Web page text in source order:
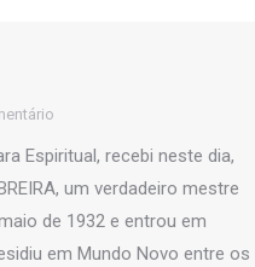
Espiritual, recebi neste dia,
um verdadeiro mestre
de 1932 e entrou em
em Mundo Novo entre os